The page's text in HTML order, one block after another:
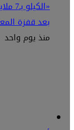
بعد قفزة
منذ يوم واحد